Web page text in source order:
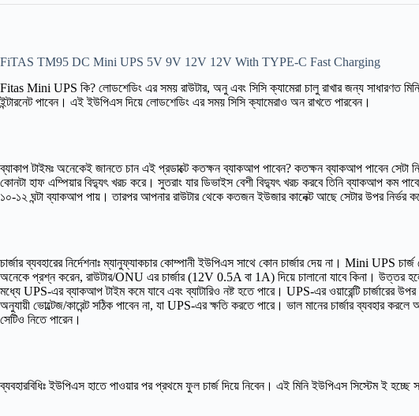
FiTAS TM95 DC Mini UPS 5V 9V 12V 12V With TYPE-C Fast Charging
Fitas Mini UPS কি? লোডশেডিং এর সময় রাউটার, অনু এবং সিসি ক্যামেরা চালু রাখার জন্য
ইন্টারনেট পাবেন। এই ইউপিএস দিয়ে লোডশেডিং এর সময় সিসি ক্যামেরাও অন রাখতে পারবেন।
ব্যাকাপ টাইমঃ অনেকেই জানতে চান এই প্রডাক্টে কতক্ষন ব্যাকআপ পাবেন? কতক্ষন ব্যাকআপ পাবেন
কোনটা হাফ এম্পিয়ার বিদ্যুৎ খরচ করে। সুতরাং যার ডিভাইস বেশী বিদ্যুৎ খরচ করবে তিনি ব্যাকআপ কম
১০-১২ ঘন্টা ব্যাকআপ পায়। তারপর আপনার রাউটার থেকে কতজন ইউজার কানেক্ট আছে সেটার উপর নির্ভর
চার্জার ব্যবহারের নির্দেশনাঃ ম্যানুফ্যাকচার কোম্পানী ইউপিএস সাথে কোন চার্জার দেয় না। Mini UPS
অনেকে প্রশ্ন করেন, রাউটার/ONU এর চার্জার (12V 0.5A বা 1A) দিয়ে চালানো যাবে কিনা। উত্তর
মধ্যে UPS-এর ব্যাকআপ টাইম কমে যাবে এবং ব্যাটারিও নষ্ট হতে পারে। UPS-এর ওয়ারেন্টি চার্জারের
অনুযায়ী ভোল্টেজ/কারেন্ট সঠিক পাবেন না, যা UPS-এর ক্ষতি করতে পারে। ভাল মানের চার্জার ব্যবহার
সেটিও নিতে পারেন।
ব্যবহারবিধিঃ ইউপিএস হাতে পাওয়ার পর প্রথমে ফুল চার্জ দিয়ে নিবেন। এই মিনি ইউপিএস সিস্টেম ই